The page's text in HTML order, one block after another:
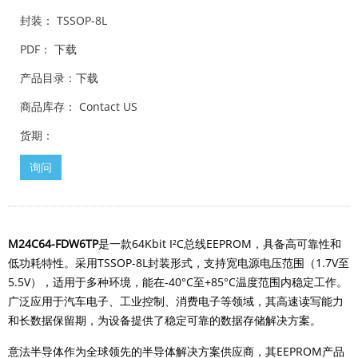
封装： TSSOP-8L
PDF： 下载
产品目录： 下载
商品库存： Contact US
货期：
询问
M24C64-FDW6TP是一款64Kbit I²C总线EEPROM，具备高可靠性和
低功耗特性。 采用TSSOP-8L封装形式， 支持宽电源电压范围（1.7V至
5.5V），适用于多种环境，能在-40°C至+85°C温度范围内稳定工作。
广泛应用于汽车电子、工业控制、消费电子等领域，其高速读写能力
和长数据保留期，为设备提供了稳定可靠的数据存储解决方案。
意法半导体作为全球领先的半导体解决方案供应商，其EEPROM产品